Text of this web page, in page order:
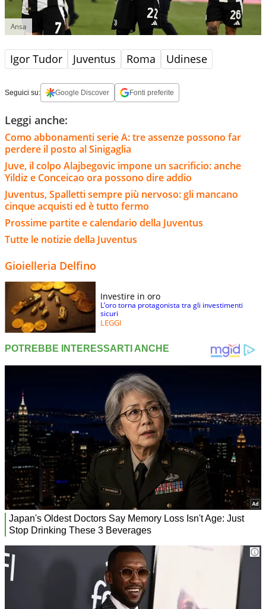
Ansa
Igor Tudor Juventus Roma Udinese
Seguici su: Google Discover Fonti preferite
Leggi anche:
Como abbonamenti serie A: tre assenze possono far
perdere il posto al Sinigaglia
Juve, il colpo Alajbegovic impone un sacrificio: anche
Yildiz e Conceicao ora possono dire addio
Juventus, Spalletti sempre più nervoso: gli mancano
cinque acquisti ed è tutto fermo
Prossime partite e calendario della Juventus
Tutte le notizie della Juventus
Gioielleria Delfino
Investire in oro
L’oro torna protagonista tra gli investimenti
sicuri
LEGGI